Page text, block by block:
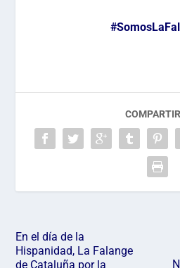
En el día de la
Hispanidad, La Falange
de Cataluña por la